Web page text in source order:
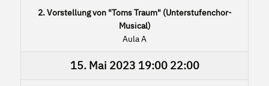
2. Vorstellung von "Toms Traum" (Unterstufenchor-
Musical)
Aula A
15. Mai 2023 19:00 22:00